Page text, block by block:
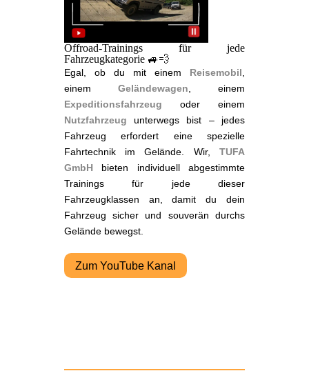
Offroad-Trainings für jede
Fahrzeugkategorie 🚙💨
Egal, ob du mit einem Reisemobil
einem Geländewagen , einem
Expeditionsfahrzeug oder einem
Nutzfahrzeug
unterwegs bist – jedes
Fahrzeug erfordert eine spezielle
Fahrtechnik im Gelände. Wir, TUFA
GmbH bieten individuell abgestimmte
Trainings für jede dieser
Fahrzeugklassen an, damit du dein
Fahrzeug sicher und souverän durchs
Gelände bewegst.
Zum YouTube Kanal